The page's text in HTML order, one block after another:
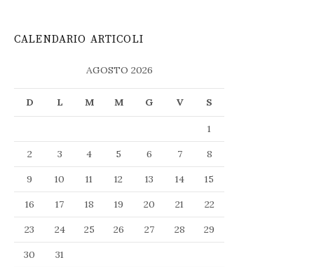
CALENDARIO ARTICOLI
AGOSTO 2026
D L M M G V S
1
2
3 4 5 6 7
8
9
10 11 12 13 14
15
16
17 18 19 20 21
22
23
24 25 26 27 28
29
30
31